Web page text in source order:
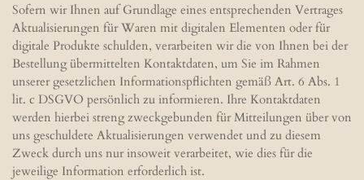
Sofern wir Ihnen auf Grundlage eines entsprechenden Vertrages
Aktualisierungen für Waren mit digitalen Elementen oder für
digitale Produkte schulden, verarbeiten wir die von Ihnen bei der
Bestellung übermittelten Kontaktdaten, um Sie im Rahmen
unserer gesetzlichen Informationspflichten gemäß Art. 6 Abs. 1
lit. c DSGVO persönlich zu informieren. Ihre Kontaktdaten
werden hierbei streng zweckgebunden für Mitteilungen über von
uns geschuldete Aktualisierungen verwendet und zu diesem
Zweck durch uns nur insoweit verarbeitet, wie dies für die
jeweilige Information erforderlich ist.